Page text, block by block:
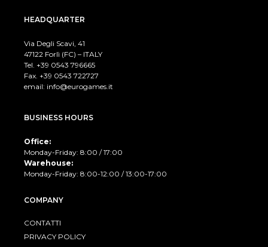
HEADQUARTER
Via Degli Scavi, 41
47122 Forlì (FC) – ITALY
Tel. +39 0543 796665
Fax. +39 0543 722727
email: info@eurogames.it
BUSINESS HOURS
Office:
Monday-Friday: 8:00 / 17:00
Warehouse:
Monday-Friday: 8:00-12:00 / 13:00-17:00
COMPANY
CONTATTI
PRIVACY POLICY